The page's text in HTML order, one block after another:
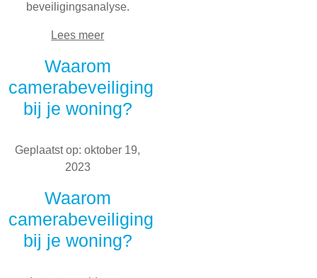
beveiligingsanalyse.
Lees meer
Waarom
camerabeveiliging
bij je woning?
Geplaatst op: oktober 19,
2023
Waarom
camerabeveiliging
bij je woning?